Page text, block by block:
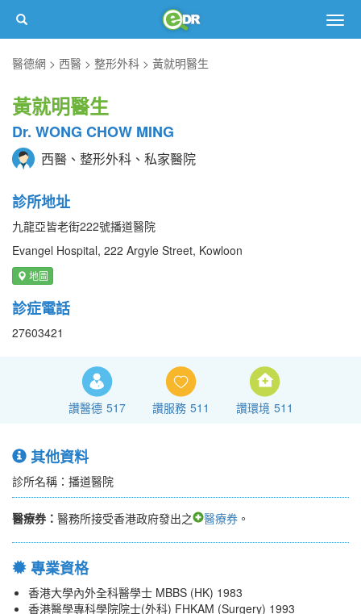
醫德網
西醫 整形外科 黃就明醫生
黃就明醫生
Dr. WONG CHOW MING
西醫、整形外科、私家醫院
診所地址
九龍亞皆老街222號播道醫院
Evangel Hospital, 222 Argyle Street, Kowloon
地圖
診症電話
27603421
讚醫德 517 讚服務 511 讚環境 511
其他資料
診所名稱：播道醫院
醫療券： 醫務所接受香港政府發出之 醫療券 。
專業資格
香港大學內外全科醫學士 MBBS (HK) 1983
香港醫學專科學院院士(外科) FHKAM (Surgery) 1993